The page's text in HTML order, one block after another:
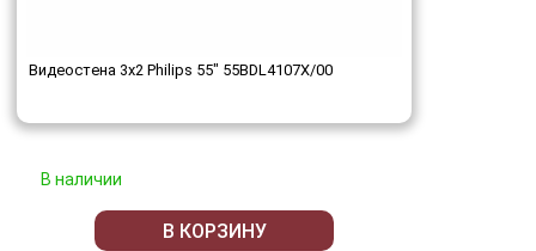
Видеостена 3x2 Philips 55" 55BDL4107X/00
В наличии
В КОРЗИНУ